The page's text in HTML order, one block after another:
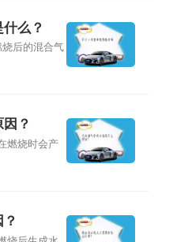
么？
后的混合气
？
燃烧时会产